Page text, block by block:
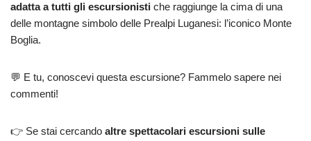
adatta a tutti gli escursionisti che raggiunge la cima di una
delle montagne simbolo delle Prealpi Luganesi: l’iconico Monte
Boglia.
💬 E tu, conoscevi questa escursione? Fammelo sapere nei
commenti!
👉 Se stai cercando altre spettacolari escursioni sulle